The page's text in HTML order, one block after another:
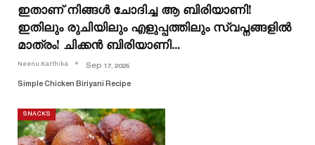
ഇതാണ് നിങ്ങൾ ചോദിച്ച ആ ബിരിയാണി!
ഇതിലും രുചിയിലും എളുപ്പത്തിലും സ്വപ്നങ്ങളിൽ
മാത്രം! ചിക്കൻ ബിരിയാണി…
Neenu Karthika Sep 17, 2025
Simple Chicken Biriyani Recipe
SNACKS